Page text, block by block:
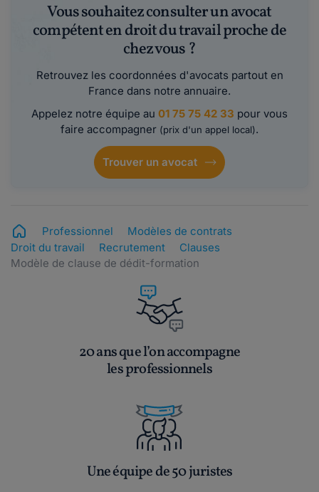
Vous souhaitez consulter un avocat
compétent en droit du travail proche de
chez vous ?
Retrouvez les coordonnées d'avocats partout en
France dans notre annuaire.
Appelez notre équipe au 01 75 75 42 33 pour vous
faire accompagner (prix d'un appel local).
Trouver un avocat
Professionnel
Modèles de contrats
Droit du travail
Recrutement
Clauses
Modèle de clause de dédit-formation
20 ans que l’on accompagne
les professionnels
Une équipe de 50 juristes